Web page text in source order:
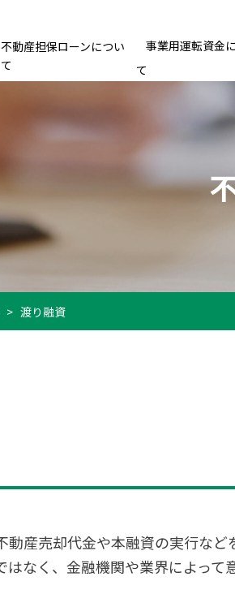
不動産担保ローンについ
て
事業用運転資金
て
> 渡り融資
動産売却代金や本融資の実行な
はなく、金融機関や業界によって